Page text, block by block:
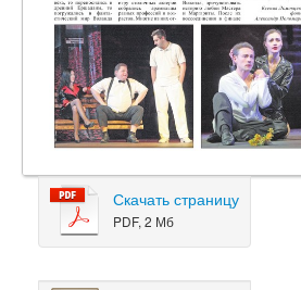
Скачать страницу
PDF, 2 Мб